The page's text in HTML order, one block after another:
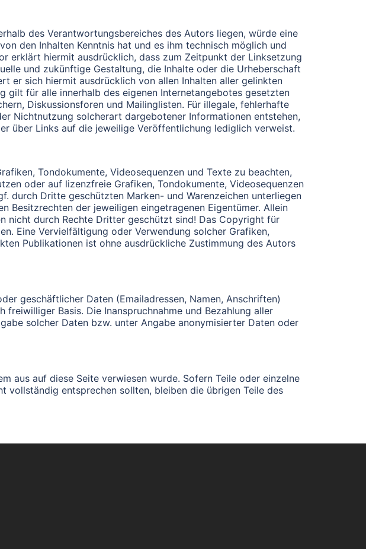
des Verantwortungsbereiches des Autors liegen, würde eine
den Inhalten Kenntnis hat und es ihm technisch möglich und
erklärt hiermit ausdrücklich, dass zum Zeitpunkt der Linksetzung
und zukünftige Gestaltung, die Inhalte oder die Urheberschaft
er sich hiermit ausdrücklich von allen Inhalten aller gelinkten
gilt für alle innerhalb des eigenen Internetangebotes gesetzten
Diskussionsforen und Mailinglisten. Für illegale, fehlerhafte
Nichtnutzung solcherart dargebotener Informationen entstehen,
über Links auf die jeweilige Veröffentlichung lediglich verweist.
Tondokumente, Videosequenzen und Texte zu beachten,
oder auf lizenzfreie Grafiken, Tondokumente, Videosequenzen
durch Dritte geschützten Marken- und Warenzeichen unterliegen
Besitzrechten der jeweiligen eingetragenen Eigentümer. Allein
nicht durch Rechte Dritter geschützt sind! Das Copyright für
Eine Vervielfältigung oder Verwendung solcher Grafiken,
Publikationen ist ohne ausdrückliche Zustimmung des Autors
geschäftlicher Daten (Emailadressen, Namen, Anschriften)
Basis. Die Inanspruchnahme und Bezahlung aller
solcher Daten bzw. unter Angabe anonymisierter Daten oder
aus auf diese Seite verwiesen wurde. Sofern Teile oder einzelne
vollständig entsprechen sollten, bleiben die übrigen Teile des